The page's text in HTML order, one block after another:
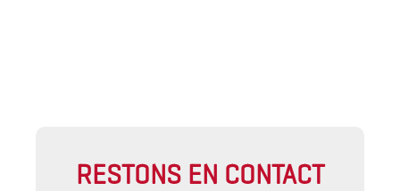
RESTONS EN CONTACT